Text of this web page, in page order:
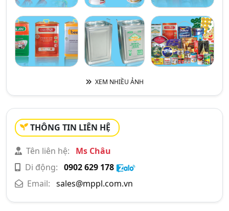
XEM NHIỀU ẢNH
THÔNG TIN LIÊN HỆ
Tên liên hệ:
Ms Châu
Di động: 0902 629 178
Email: sales@mppl.com.vn